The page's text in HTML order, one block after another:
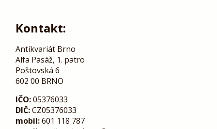
Kontakt:
Antikvariát Brno
Alfa Pasáž, 1. patro
Poštovská 6
602 00 BRNO
IČO:05376033
DIČ:CZ05376033
mobil:601 118 787